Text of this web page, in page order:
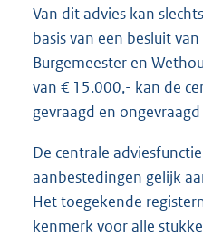
Van dit advies kan
basis van een besluit
Burgemeester en
van € 15.000,- kan de
gevraagd en
De centrale
aanbestedingen gelijk
Het toegekende
kenmerk voor alle